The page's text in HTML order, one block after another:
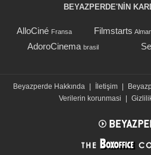
BEYAZPERDE'NIN
AlloCiné Fransa Filmstarts
AdoroCinema brasil
Beyazperde Hakkında | İletişim |
Verilerin korunmasi
|